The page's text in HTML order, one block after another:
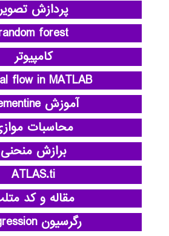
پردازش
forest
کامپیوتر
flow in MATLAB
آموزش clementine
محاسبات
برازش منحنی
ATLAS.ti
مقاله و کد
رگرسیون regression